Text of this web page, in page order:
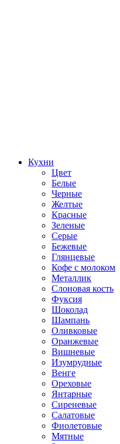
Кухни
Цвет
Белые
Черные
Желтые
Красные
Зеленые
Серые
Бежевые
Глянцевые
Кофе с молоком
Металлик
Слоновая кость
Фуксия
Шоколад
Шампань
Оливковые
Оранжевые
Вишневые
Изумрудные
Венге
Ореховые
Янтарные
Сиреневые
Салатовые
Фиолетовые
Мятные